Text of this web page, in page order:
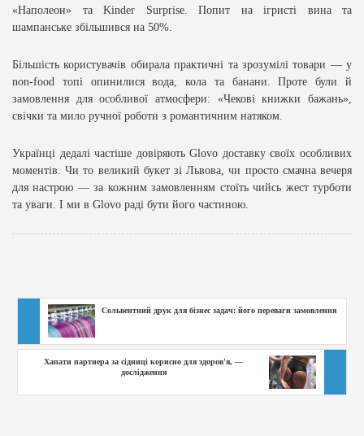
«Наполеон» та Kinder Surprise. Попит на ігристі вина та
шампанське збільшився на 50%.
Більшість користувачів обирала практичні та зрозумілі товари — у
non-food топі опинилися вода, кола та банани. Проте були й
замовлення для особливої атмосфери: «Чекові книжки бажань»,
свічки та мило ручної роботи з романтичним натяком.
Українці дедалі частіше довіряють Glovo доставку своїх особливих
моментів. Чи то великий букет зі Львова, чи просто смачна вечеря
для настрою — за кожним замовленням стоїть чийсь жест турботи
та уваги. І ми в Glovo раді бути його частиною.
Сольвентний друк для бізнес задач: його переваги замовлення
Хапати партнера за сідниці корисно для здоров'я, —
дослідження